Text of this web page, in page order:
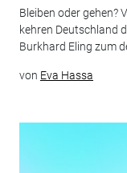
Bleiben oder gehen?
kehren Deutschland
Burkhard Eling zum
von Eva Hassa